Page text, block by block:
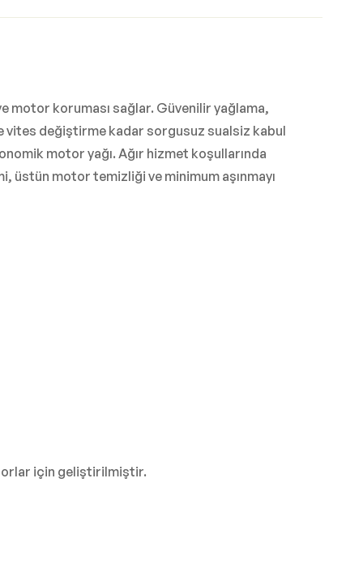
motor koruması sağlar. Güvenilir yağlama,
vites değiştirme kadar sorgusuz sualsiz kabul
motor yağı. Ağır hizmet koşullarında
üstün motor temizliği ve minimum aşınmayı
için geliştirilmiştir.